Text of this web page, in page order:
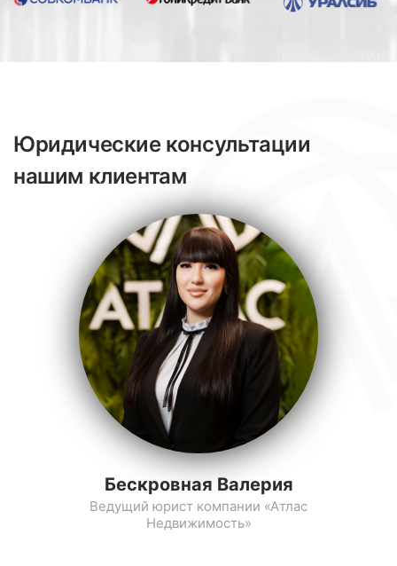
Юридические консультации
нашим клиентам
Бескровная Валерия
Ведущий юрист компании «Атлас
Недвижимость»